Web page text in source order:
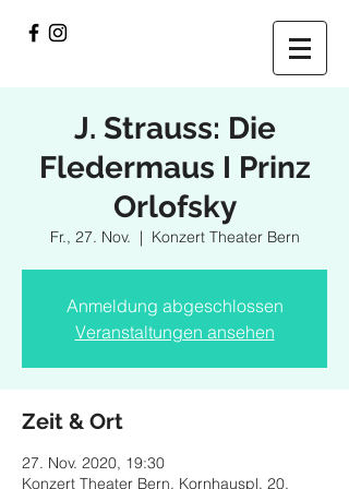
J. Strauss: Die
Fledermaus I Prinz
Orlofsky
Fr., 27. Nov.
  |
Konzert Theater Bern
Anmeldung abgeschlossen
Veranstaltungen ansehen
Zeit & Ort
27. Nov. 2020, 19:30
Konzert Theater Bern, Kornhauspl. 20,